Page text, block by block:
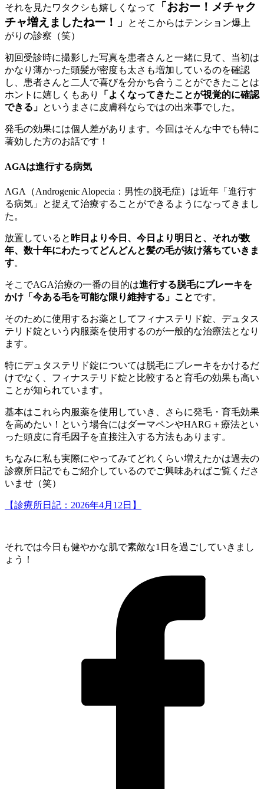
それを見たワタクシも嬉しくなって
「おおー！メチャク
チャ増えましたねー！」
とそこからはテンション爆上
がりの診察（笑）
初回受診時に撮影した写真を患者さんと一緒に見て、当初は
かなり薄かった頭髪が密度も太さも増加しているのを確認
し、患者さんと二人で喜びを分かち合うことができたことは
ホントに嬉しくもあり
「よくなってきたことが視覚的に確認
できる」 というまさに皮膚科ならではの出来事でした。
発毛の効果には個人差があります。今回はそんな中でも特に
著効した方のお話です！
AGAは進行する病気
AGA（Androgenic Alopecia：男性の脱毛症）は近年「進行す
る病気」と捉えて治療することができるようになってきまし
た。
放置していると 昨日より今日、今日より明日と、それが数
年、数十年にわたってどんどんと髪の毛が抜け落ちていきま
す。
そこでAGA治療の一番の目的は進行する脱毛にブレーキを
かけ「今ある毛を可能な限り維持する」ことです。
そのために使用するお薬としてフィナステリド錠、デュタス
テリド錠という内服薬を使用するのが一般的な治療法となり
ます。
特にデュタステリド錠については脱毛にブレーキをかけるだ
けでなく、フィナステリド錠と比較すると育毛の効果も高い
ことが知られています。
基本はこれら内服薬を使用していき、さらに発毛・育毛効果
を高めたい！という場合にはダーマペンやHARG＋療法とい
った頭皮に育毛因子を直接注入する方法もあります。
ちなみに私も実際にやってみてどれくらい増えたかは過去の
診療所日記でもご紹介しているのでご興味あればご覧くださ
いませ（笑）
【診療所日記：2026年4月12日】
それでは今日も健やかな肌で素敵な1日を過ごしていきまし
ょう！